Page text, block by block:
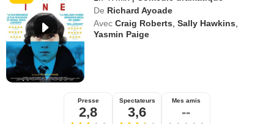
De Richard Ayoade
Avec Craig Roberts ,Sally Hawkins
Yasmin Paige
Presse
2,8
Spectateurs
3,6
Mes amis
--